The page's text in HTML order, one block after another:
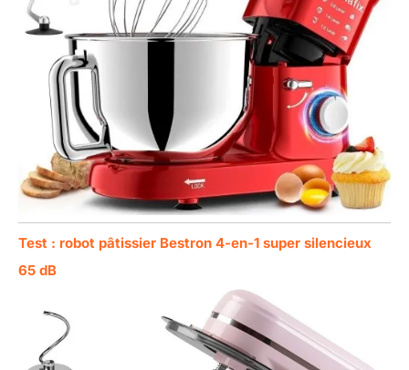
Test : robot pâtissier Bestron 4-en-1 super silencieux
65 dB